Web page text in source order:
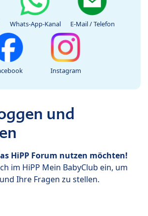
Whats-App-Kanal E-Mail / Telefon
Instagram
und
HiPP Forum nutzen möchten!
im HiPP Mein BabyClub ein, um
Ihre Fragen zu stellen.